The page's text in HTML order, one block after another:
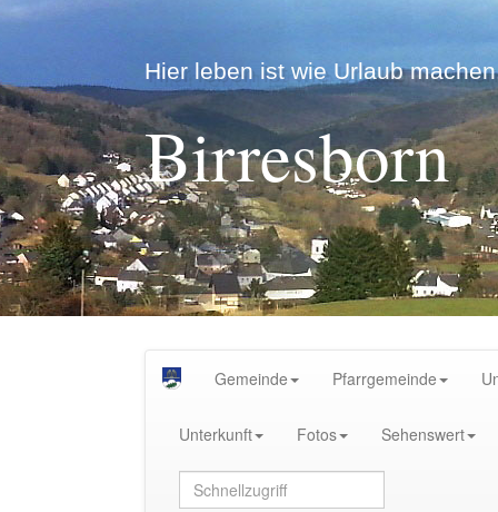
Hier leben ist wie Urlaub
Birresborn
Gemeinde Pfarrgemeinde
Unterkunft Fotos Sehenswert